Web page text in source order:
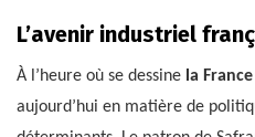
L’avenir industriel
À l’heure où se dessine la
aujourd’hui en matière de